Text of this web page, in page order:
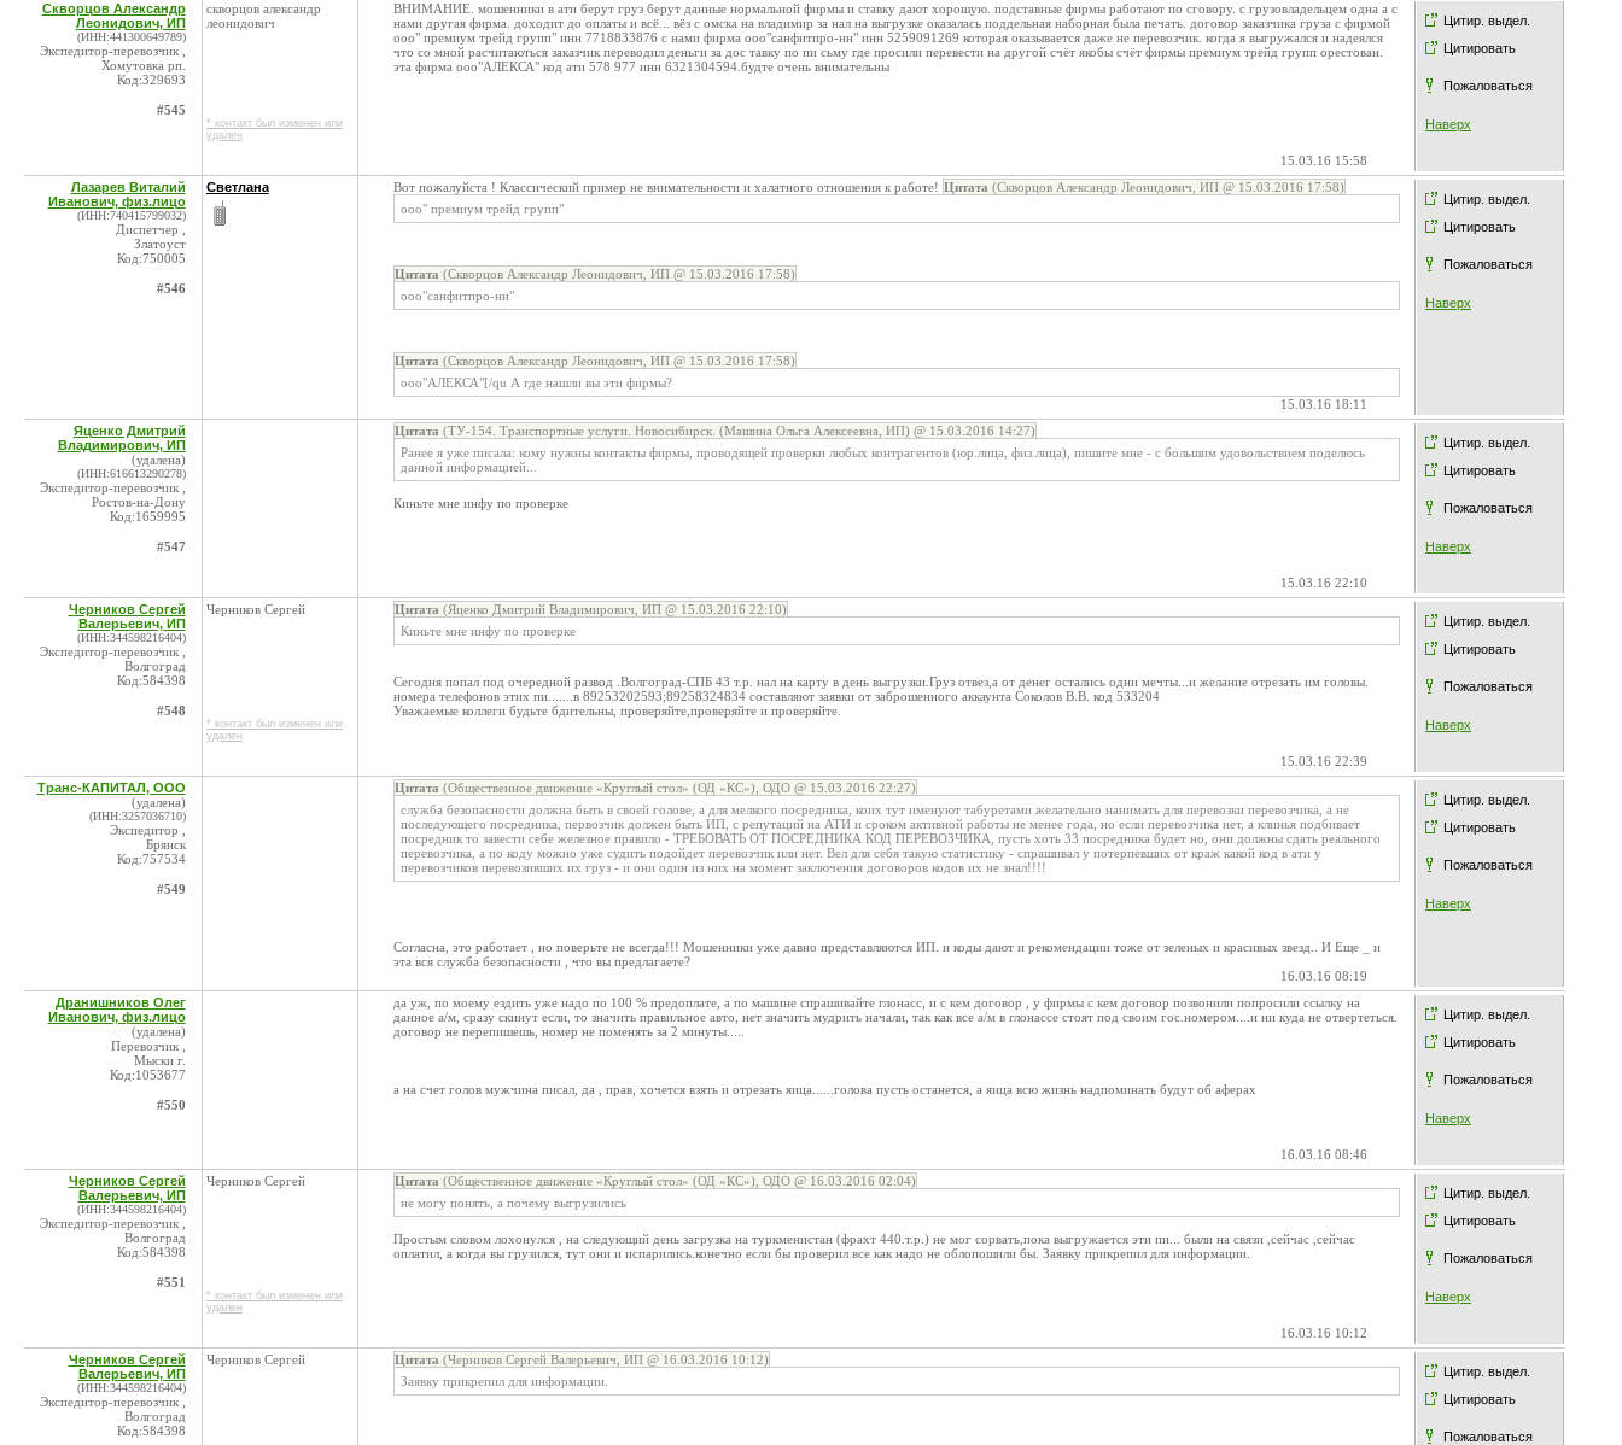
Цитир. выдел.
Цитировать
Пожаловаться
Наверх
Скворцов Александр
Леонидович, ИП
(ИНН:441300649789)
Экспедитор-перевозчик ,
Хомутовка рп.
Код:329693
#545
скворцов александр
леонидович
* контакт был изменен или
удален
ВНИМАНИЕ. мошенники в ати берут груз берут данные нормальной фирмы и ставку дают хорошую. подставные фирмы работают по сговору. с грузовладельцем одна а с
нами другая фирма. доходит до оплаты и всё... вёз с омска на владимир за нал на выгрузке оказалась поддельная наборная была печать. договор заказчика груза с фирмой
ооо" премиум трейд групп" инн 7718833876 с нами фирма ооо"санфитпро-нн" инн 5259091269 которая оказывается даже не перевозчик. когда я выгружался и надеялся
что со мной расчитаються заказчик переводил деньги за дос тавку по пи сьму где просили перевести на другой счёт якобы счёт фирмы премиум трейд групп орестован.
эта фирма ооо"АЛЕКСА" код ати 578 977 инн 6321304594.будте очень внимательны
15.03.16 15:58
Цитир. выдел.
Цитировать
Пожаловаться
Наверх
Лазарев Виталий
Иванович, физ.лицо
(ИНН:740415799032)
Диспетчер ,
Златоуст
Код:750005
#546
Светлана Вот пожалуйста ! Классический пример не внимательности и халатного отношения к работе! Цитата (Скворцов Александр Леонидович, ИП @ 15.03.2016 17:58)
ооо" премиум трейд групп"
Цитата (Скворцов Александр Леонидович, ИП @ 15.03.2016 17:58)
ооо"санфитпро-нн"
Цитата (Скворцов Александр Леонидович, ИП @ 15.03.2016 17:58)
ооо"АЛЕКСА"[/qu А где нашли вы эти фирмы?
15.03.16 18:11
Цитир. выдел.
Цитировать
Пожаловаться
Наверх
Яценко Дмитрий
Владимирович, ИП
(удалена)
(ИНН:616613290278)
Экспедитор-перевозчик ,
Ростов-на-Дону
Код:1659995
#547
Цитата (ТУ-154. Транспортные услуги. Новосибирск. (Машина Ольга Алексеевна, ИП) @ 15.03.2016 14:27)
Ранее я уже писала: кому нужны контакты фирмы, проводящей проверки любых контрагентов (юр.лица, физ.лица), пишите мне - с большим удовольствием поделюсь
данной информацией...
Киньте мне инфу по проверке
15.03.16 22:10
Цитир. выдел.
Цитировать
Пожаловаться
Наверх
Черников Сергей
Валерьевич, ИП
(ИНН:344598216404)
Экспедитор-перевозчик ,
Волгоград
Код:584398
#548
Черников Сергей
* контакт был изменен или
удален
Цитата (Яценко Дмитрий Владимирович, ИП @ 15.03.2016 22:10)
Киньте мне инфу по проверке
Сегодня попал под очередной развод .Волгоград-СПБ 43 т.р. нал на карту в день выгрузки.Груз отвез,а от денег остались одни мечты...и желание отрезать им головы.
номера телефонов этих пи.......в 89253202593;89258324834 составляют заявки от заброшенного аккаунта Соколов В.В. код 533204
Уважаемые коллеги будьте бдительны, проверяйте,проверяйте и проверяйте.
15.03.16 22:39
Цитир. выдел.
Цитировать
Пожаловаться
Наверх
Транс-КАПИТАЛ, ООО
(удалена)
(ИНН:3257036710)
Экспедитор ,
Брянск
Код:757534
#549
Цитата (Общественное движение «Круглый стол» (ОД «КС»), ОДО @ 15.03.2016 22:27)
служба безопасности должна быть в своей голове, а для мелкого посредника, коих тут именуют табуретами желательно нанимать для перевозки перевозчика, а не
последующего посредника, первозчик должен быть ИП, с репутаций на АТИ и сроком активной работы не менее года, но если перевозчика нет, а клинья подбивает
посредник то завести себе железное правило - ТРЕБОВАТЬ ОТ ПОСРЕДНИКА КОД ПЕРЕВОЗЧИКА, пусть хоть 33 посредника будет но, они должны сдать реального
перевозчика, а по коду можно уже судить подойдет перевозчик или нет. Вел для себя такую статистику - спрашивал у потерпевших от краж какой код в ати у
перевозчиков перевозивших их груз - и они один из них на момент заключения договоров кодов их не знал!!!!
Согласна, это работает , но поверьте не всегда!!! Мошенники уже давно представляются ИП. и коды дают и рекомендации тоже от зеленых и красивых звезд.. И Еще _ и
эта вся служба безопасности , что вы предлагаете?
16.03.16 08:19
Цитир. выдел.
Цитировать
Пожаловаться
Наверх
Дранишников Олег
Иванович, физ.лицо
(удалена)
Перевозчик ,
Мыски г.
Код:1053677
#550
да уж, по моему ездить уже надо по 100 % предоплате, а по машине спрашивайте глонасс, и с кем договор , у фирмы с кем договор позвонили попросили ссылку на
данное а/м, сразу скинут если, то значить правильное авто, нет значить мудрить начали, так как все а/м в глонассе стоят под своим гос.номером....и ни куда не отвертеться.
договор не перепишешь, номер не поменять за 2 минуты.....
а на счет голов мужчина писал, да , прав, хочется взять и отрезать яица......голова пусть останется, а яица всю жизнь надпоминать будут об аферах
16.03.16 08:46
Цитир. выдел.
Цитировать
Пожаловаться
Наверх
Черников Сергей
Валерьевич, ИП
(ИНН:344598216404)
Экспедитор-перевозчик ,
Волгоград
Код:584398
#551
Черников Сергей
* контакт был изменен или
удален
Цитата (Общественное движение «Круглый стол» (ОД «КС»), ОДО @ 16.03.2016 02:04)
не могу понять, а почему выгрузились
Простым словом лохонулся , на следующий день загрузка на туркменистан (фрахт 440.т.р.) не мог сорвать,пока выгружается эти пи... были на связи ,сейчас ,сейчас
оплатил, а когда вы грузился, тут они и испарились.конечно если бы проверил все как надо не облопошили бы. Заявку прикрепил для информации.
16.03.16 10:12
Цитир. выдел.
Цитировать
Пожаловаться
Черников Сергей
Валерьевич, ИП
(ИНН:344598216404)
Экспедитор-перевозчик ,
Волгоград
Код:584398
Черников Сергей Цитата (Черников Сергей Валерьевич, ИП @ 16.03.2016 10:12)
Заявку прикрепил для информации.